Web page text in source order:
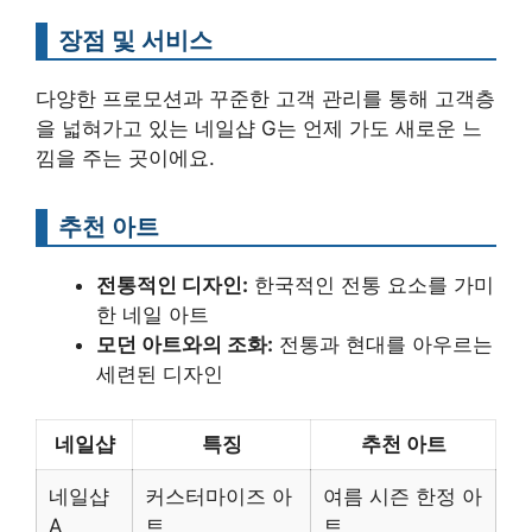
장점 및 서비스
다양한 프로모션과 꾸준한 고객 관리를 통해 고객층
을 넓혀가고 있는 네일샵 G는 언제 가도 새로운 느
낌을 주는 곳이에요.
추천 아트
전통적인 디자인: 한국적인 전통 요소를 가미
한 네일 아트
모던 아트와의 조화: 전통과 현대를 아우르는
세련된 디자인
네일샵 특징 추천 아트
네일샵
A
커스터마이즈 아
트
여름 시즌 한정 아
트